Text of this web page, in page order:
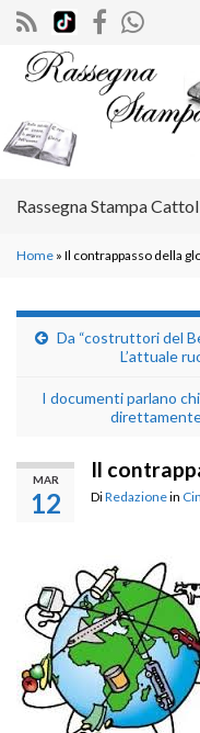
Search for:
Rassegna Stampa
Home » Il contrappasso della
Da “costruttori del
L’attuale
I documenti parlano
direttamente
MAR
12
Il
DiRedazionein